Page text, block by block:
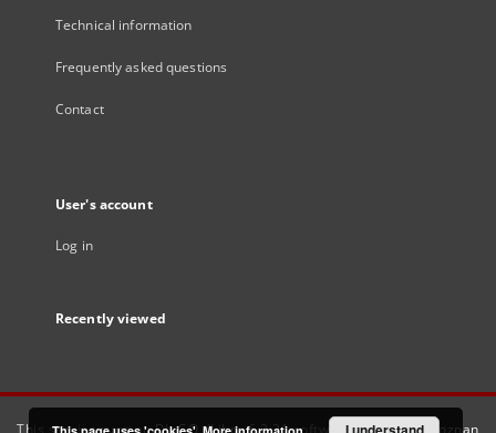
Technical information
Frequently asked questions
Contact
User's account
Log in
Recently viewed
This service runs onDInGO dLibra 6.3.21software created by Poznan